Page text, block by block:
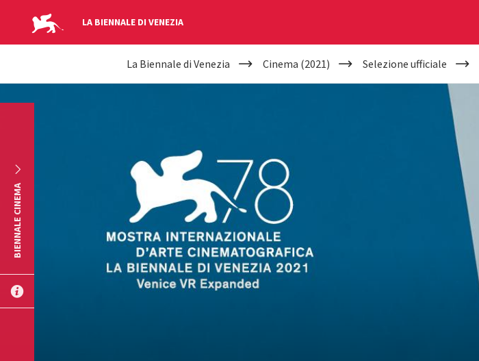
LA BIENNALE DI VENEZIA
YOUR
ARE
La Biennale di Venezia Cinema (2021) Selezione ufficiale
BIENNALE CINEMA